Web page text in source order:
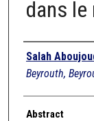
dans le
Authors
Salah
Beyrouth,
Abstract